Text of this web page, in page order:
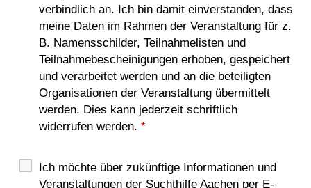
verbindlich an. Ich bin damit einverstanden, dass
meine Daten im Rahmen der Veranstaltung für z.
B. Namensschilder, Teilnahmelisten und
Teilnahmebescheinigungen erhoben, gespeichert
und verarbeitet werden und an die beteiligten
Organisationen der Veranstaltung übermittelt
werden. Dies kann jederzeit schriftlich
widerrufen werden. *
Ich möchte über zukünftige Informationen und
Veranstaltungen der Suchthilfe Aachen per E-